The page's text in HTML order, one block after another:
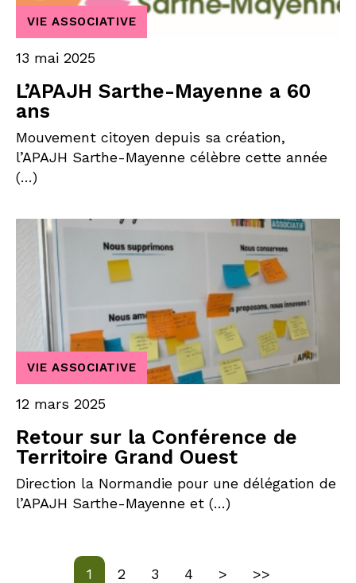
L’APAJH Sarthe-Mayenne a 60
ans
VIE ASSOCIATIVE
13 mai 2025
Mouvement citoyen depuis sa création,
l’APAJH Sarthe-Mayenne célèbre cette année
(…)
Retour sur la Conférence de
Territoire Grand Ouest
VIE ASSOCIATIVE
12 mars 2025
Direction la Normandie pour une délégation de
l’APAJH Sarthe-Mayenne et (…)
Page
1 Page
2 Page
3 Page
4 Page suivante
> Dernière page
>>